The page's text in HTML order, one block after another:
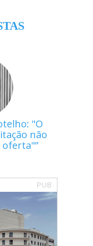
"O
não
oferta"
PUB